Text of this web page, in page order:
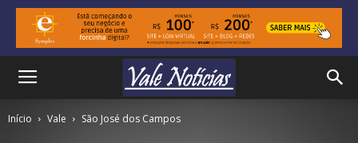
Início Vale São José dos Campos